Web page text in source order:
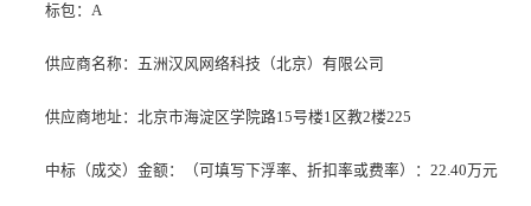
标包：A
供应商名称：五洲汉风网络科技（北京）有限公司
供应商地址：北京市海淀区学院路15号楼1区教2楼225
中标（成交）金额：（可填写下浮率、折扣率或费率）：22.40万元